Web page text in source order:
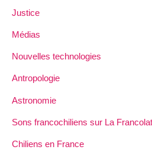
Justice
Médias
Nouvelles technologies
Antropologie
Astronomie
Sons francochiliens sur La
Chiliens en France